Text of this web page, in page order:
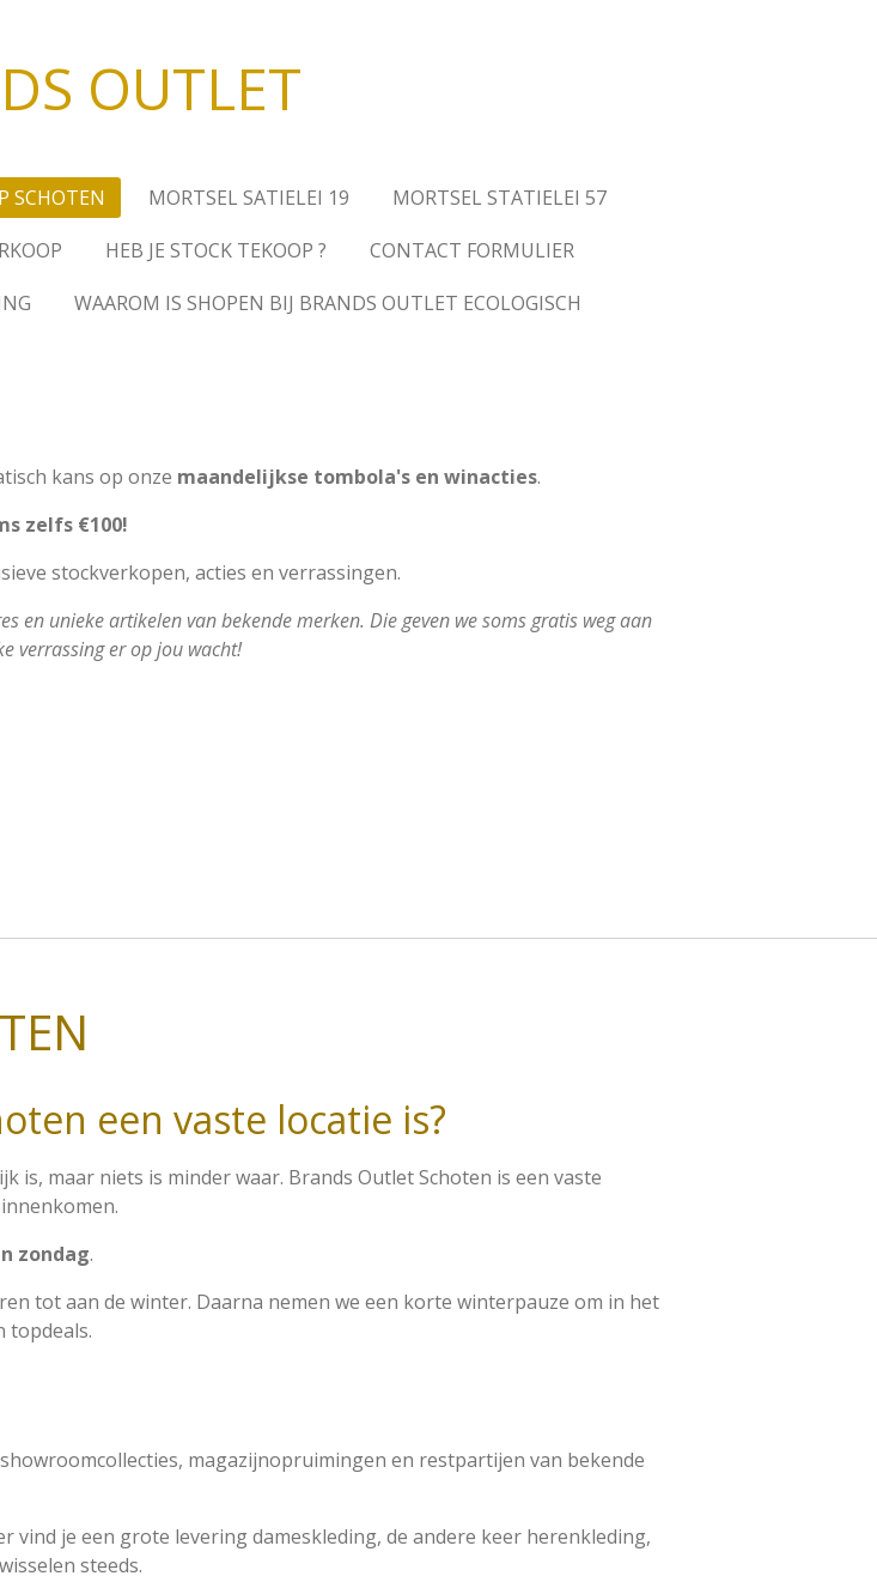
OUTLET
SCHOTEN MORTSEL SATIELEI 19
MORTSEL STATIELEI 57
HEB JE STOCK TEKOOP ?
CONTACT FORMULIER
WAAROM IS SHOPEN BIJ BRANDS OUTLET ECOLOGISCH
kans op onze maandelijkse tombola's en winacties.
zelfs €100!
stockverkopen, acties en verrassingen.
en unieke artikelen van bekende merken. Die geven we soms gratis weg aan
verrassing er op jou wacht!
een vaste locatie is?
is, maar niets is minder waar. Brands Outlet Schoten is een vaste
zondag.
tot aan de winter. Daarna nemen we een korte winterpauze om in het
topdeals.
magazijnopruimingen en restpartijen van bekende
je een grote levering dameskleding, de andere keer herenkleding,
steeds.